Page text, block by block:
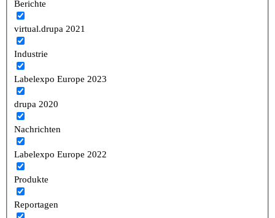
Berichte
virtual.drupa 2021
Industrie
Labelexpo Europe 2023
drupa 2020
Nachrichten
Labelexpo Europe 2022
Produkte
Reportagen